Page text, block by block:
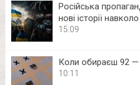
Російська
нові історії
15:09
Коли обираєш 92
10:11